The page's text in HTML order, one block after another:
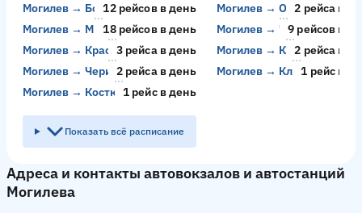
Могилев → Бобруйск12 рейсов в день Могилев → Орёл2 рейсa в
Могилев → Минск18 рейсов в день Могилев → Чаусы9 рейсов в
Могилев → Краснополье3 рейсa в день Могилев → Кричев2 рейсa в
Могилев → Чериков2 рейсa в день Могилев → Климовичи
1 рейс в
Могилев → Костюковичи1 рейс в день
Показать всё расписание
Адреса и контакты автовокзалов и автостанций
Могилева